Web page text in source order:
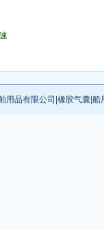
用品有限公司 橡胶气囊 船